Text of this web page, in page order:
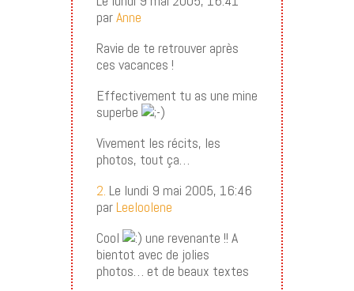
parAnne
Ravie de te retrouver après
ces vacances !
Effectivement tu as une mine
superbe
Vivement les récits, les
photos, tout ça…
2. Le lundi 9 mai 2005, 16:46
parLeeloolene
Cool
une revenante !! A
bientot avec de jolies
photos… et de beaux textes